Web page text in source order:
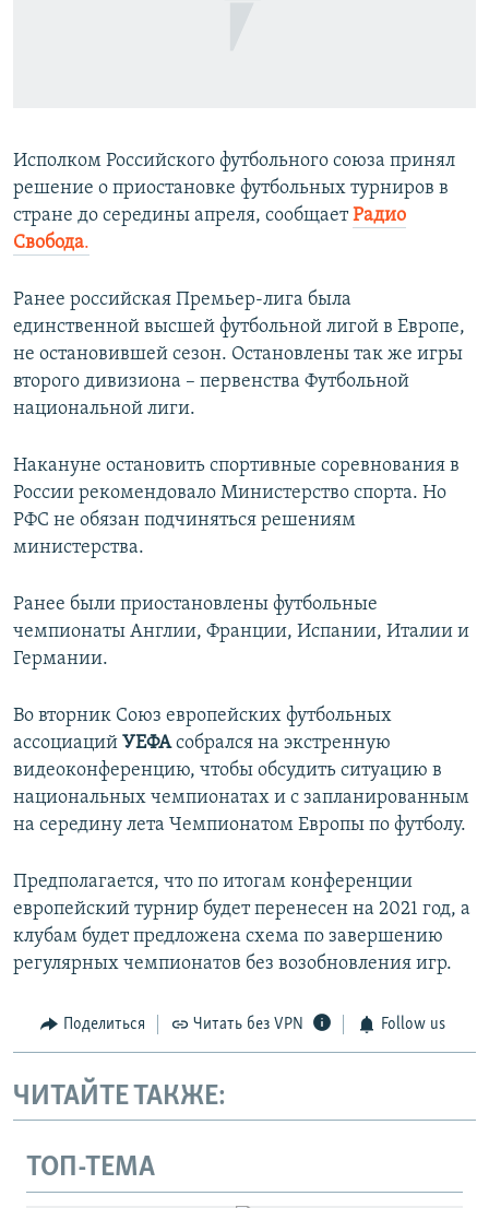
Все сайты RFE/RL
Исполком Российского футбольного союза принял
решение о приостановке футбольных турниров в
стране до середины апреля, сообщаетРадио
Свобода.
Ранее российская Премьер-лига была
единственной высшей футбольной лигой в Европе,
не остановившей сезон. Остановлены так же игры
второго дивизиона – первенства Футбольной
национальной лиги.
Накануне остановить спортивные соревнования в
России рекомендовало Министерство спорта. Но
РФС не обязан подчиняться решениям
министерства.
Ранее были приостановлены футбольные
чемпионаты Англии, Франции, Испании, Италии и
Германии.
Во вторник Союз европейских футбольных
ассоциаций УЕФАсобрался на экстренную
видеоконференцию, чтобы обсудить ситуацию в
национальных чемпионатах и с запланированным
на середину лета Чемпионатом Европы по футболу.
Предполагается, что по итогам конференции
европейский турнир будет перенесен на 2021 год, а
клубам будет предложена схема по завершению
регулярных чемпионатов без возобновления игр.
Поделиться Читать без VPN Follow us
ЧИТАЙТЕ ТАКЖЕ:
ТОП-ТЕМА